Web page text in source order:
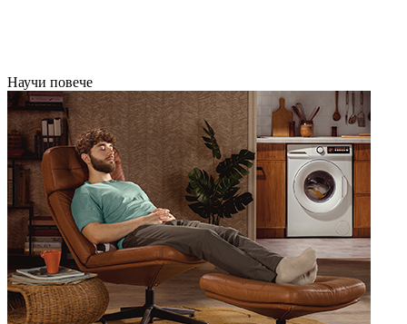
Научи повече